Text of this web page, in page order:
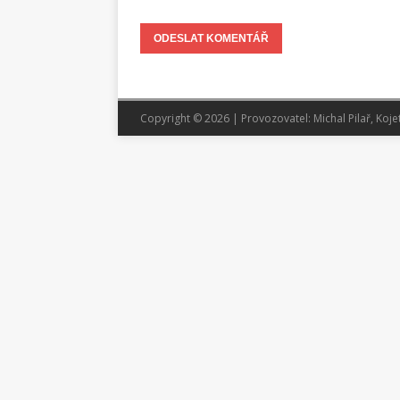
Copyright © 2026 | Provozovatel: Michal Pilař,